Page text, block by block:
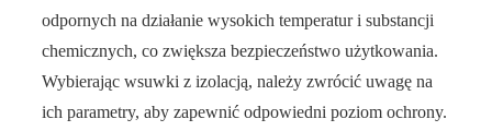
odpornych na działanie wysokich temperatur i substancji
chemicznych, co zwiększa bezpieczeństwo użytkowania.
Wybierając wsuwki z izolacją, należy zwrócić uwagę na
ich parametry, aby zapewnić odpowiedni poziom ochrony.